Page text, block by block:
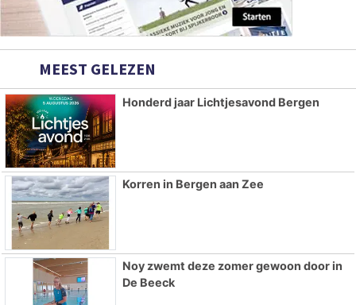
MEEST GELEZEN
Honderd jaar Lichtjesavond Bergen
Korren in Bergen aan Zee
Noy zwemt deze zomer gewoon door in
De Beeck